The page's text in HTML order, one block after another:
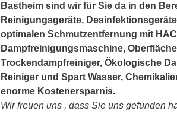
Bastheim sind wir für Sie da in den
Reinigungsgeräte,
optimalen Schmutzentfernung mit
Dampfreinigungsmaschine,
Trockendampfreiniger, Ökologische
Reiniger und Spart Wasser,
enorme Kostenersparnis.
Wir freuen uns , dass Sie uns gefunden